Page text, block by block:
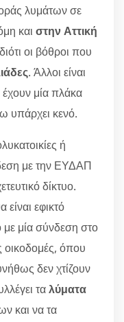
λυμάτων σε
και στην Αττική
οι βόθροι που
. Άλλοι είναι
έχουν μία πλάκα
υπάρχει κενό.
ή
με την ΕΥΔΑΠ
δίκτυο.
εφικτό
με μία σύνδεση στο
οικοδομές, όπου
δεν χτίζουν
ταλύματα
και να τα